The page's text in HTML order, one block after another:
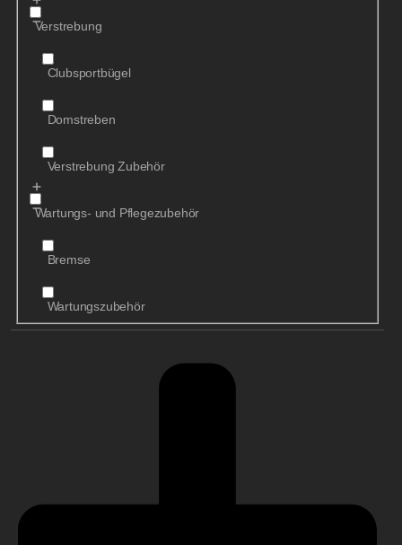
Verstrebung
Clubsportbügel
Domstreben
Verstrebung Zubehör
Wartungs- und Pflegezubehör
Bremse
Wartungszubehör